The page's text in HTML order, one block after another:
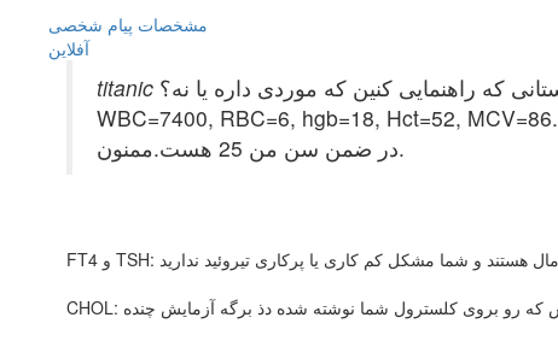
مشخصات پیام شخصی
آفلاين
که راهنمایی کنین که موردی داره یا نه؟
WBC=7400, RBC=6, hgb=18, Hct=52,
در ضمن سن من 25 هست.ممنون.